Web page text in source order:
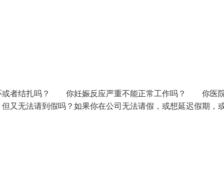
或者结扎吗？ 你妊娠反应严重不能正常工作吗？ 你医
无法请到假吗？如果你在公司无法请假，或想延迟假期，